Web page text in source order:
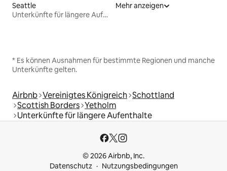
Seattle
Unterkünfte für längere Aufenthalte
Mehr anzeigen
* Es können Ausnahmen für bestimmte Regionen und manche
Unterkünfte gelten.
Airbnb Vereinigtes Königreich Schottland
Scottish Borders Yetholm
Unterkünfte für längere Aufenthalte
© 2026 Airbnb, Inc.
Datenschutz
Nutzungsbedingungen